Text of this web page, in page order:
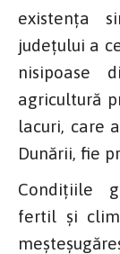
existența
județului a
nisipoase
agricultură
lacuri, care
Dunării, fie
Condițiile
fertil și